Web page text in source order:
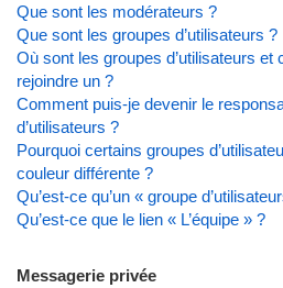
Que sont les modérateurs ?
Que sont les groupes d’utilisateurs ?
Où sont les groupes d’utilisateurs et
rejoindre un ?
Comment puis-je devenir le
d’utilisateurs ?
Pourquoi certains groupes
couleur différente ?
Qu’est-ce qu’un « groupe
Qu’est-ce que le lien « L’équipe » ?
Messagerie privée